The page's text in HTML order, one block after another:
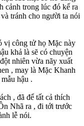
cảnh trong lúc đó kể ra
tránh cho người ta nói
vị công tử họ Mặc này
khả là sẽ có chuyện
nhiên vừa nãy xuất
, may là Mặc Khanh
hậu .
, đã để tất cả thích
Nhã ra , đi tới trước
lễ nói.